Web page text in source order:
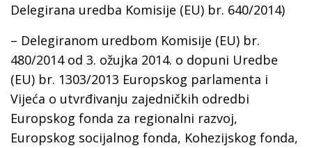
Delegirana uredba Komisije (EU) br. 640/2014)
– Delegiranom uredbom Komisije (EU) br.
480/2014 оd 3. ožujka 2014. o dopuni Uredbe
(EU) br. 1303/2013 Europskog parlamenta i
Vijeća o utvrđivanju zajedničkih odredbi
Europskog fonda za regionalni razvoj,
Europskog socijalnog fonda, Kohezijskog fonda,